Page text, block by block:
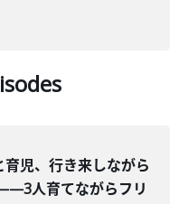
児、行き来しながら
人育てながらフリ